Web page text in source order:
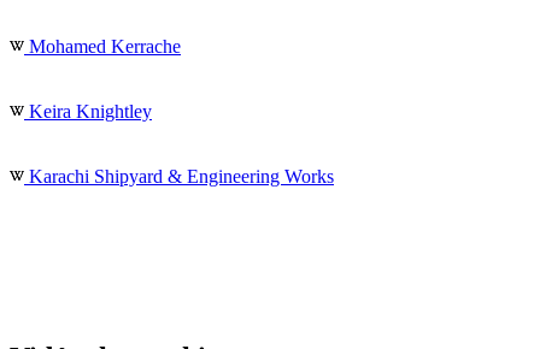
Mohamed Kerrache
Keira Knightley
Karachi Shipyard & Engineering Works